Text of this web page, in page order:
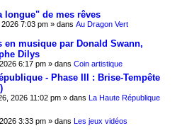
longue" de mes rêves
7:03 pm » dans Au Dragon Vert
en musique par Donald Swann,
Dilys
6:17 pm » dans Coin artistique
- Phase III : Brise-Tempête
2026 11:02 pm » dans La Haute République
3:33 pm » dans Les jeux vidéos